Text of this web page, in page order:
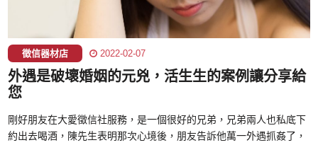
徵信器材店 2022-02-07
外遇是破壞婚姻的元兇，活生生的案例讓分享給
您
剛好朋友在大愛徵信社服務，是一個很好的兄弟，兄弟兩人也私底下
約出去喝酒，陳先生表明那次心境後，朋友告訴他萬一外遇抓姦了，